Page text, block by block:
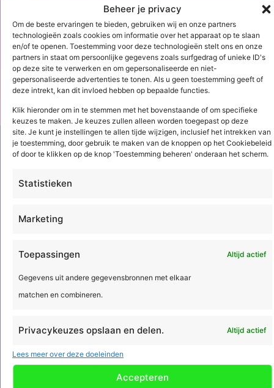
Beheer je privacy
Om de beste ervaringen te bieden, gebruiken wij en onze partners
technologieën zoals cookies om informatie over het apparaat op te slaan
en/of te openen. Toestemming voor deze technologieën stelt ons en onze
partners in staat om persoonlijke gegevens zoals surfgedrag of unieke ID's
op deze site te verwerken en om gepersonaliseerde en niet-
gepersonaliseerde advertenties te tonen. Als u geen toestemming geeft of
deze intrekt, kan dit invloed hebben op bepaalde functies.
Klik hieronder om in te stemmen met het bovenstaande of om specifieke
keuzes te maken. Je keuzes zullen alleen worden toegepast op deze
site. Je kunt je instellingen te allen tijde wijzigen, inclusief het intrekken van
je toestemming, door gebruik te maken van de knoppen op het Cookiebeleid
of door te klikken op de knop 'Toestemming beheren' onderaan het scherm.
Statistieken
Marketing
Toepassingen Altijd actief
Gegevens uit andere gegevensbronnen met elkaar
matchen en combineren.
Privacykeuzes opslaan en delen. Altijd actief
Lees meer over deze doeleinden
Accepteren
Werk je al met ActoBusiness? Meld je
dan aan voor dit webinar en ontdek hoe
onze eerste AI-agent jou binnen ...
Lees meer
Acto Informatisering B.V.
Adres
Amsterdamseweg 51a
3812 RP Amersfoort
info@acto.nl